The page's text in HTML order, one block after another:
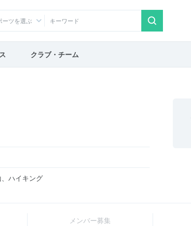
ーツを選ぶ
クラブ・チーム
ハイキング
メンバー募集